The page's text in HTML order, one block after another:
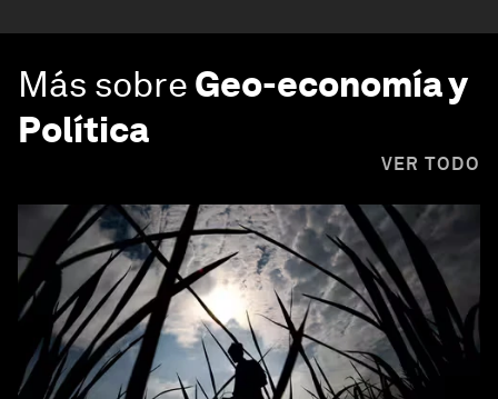
Más sobre Geo-economía y
Política
VER TODO